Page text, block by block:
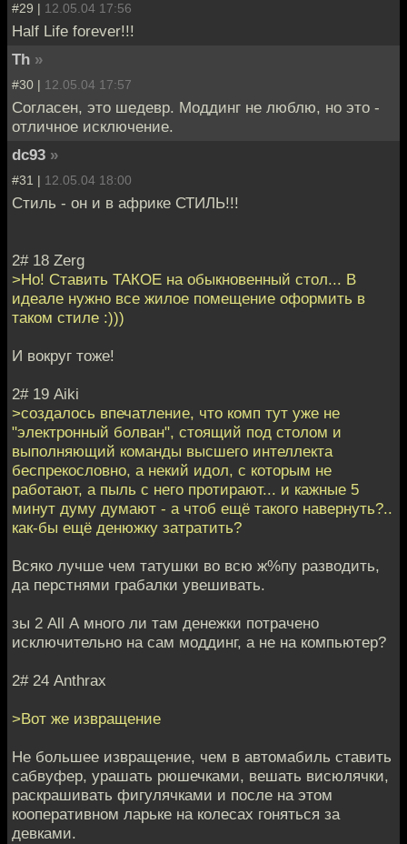
#29 | 12.05.04 17:56
Half Life forever!!!
Th »
#30 | 12.05.04 17:57
Согласен, это шедевр. Моддинг не люблю, но это -
отличное исключение.
dc93 »
#31 | 12.05.04 18:00
Стиль - он и в африке СТИЛЬ!!!
2# 18 Zerg
>Но! Ставить ТАКОЕ на обыкновенный стол... В
идеале нужно все жилое помещение оформить в
таком стиле :)))
И вокруг тоже!
2# 19 Aiki
>создалось впечатление, что комп тут уже не
"электронный болван", стоящий под столом и
выполняющий команды высшего интеллекта
беспрекословно, а некий идол, с которым не
работают, а пыль с него протирают... и кажные 5
минут думу думают - а чтоб ещё такого навернуть?..
как-бы ещё денюжку затратить?
Всяко лучше чем татушки во всю ж%пу разводить,
да перстнями грабалки увешивать.
зы 2 All А много ли там денежки потрачено
исключительно на сам моддинг, а не на компьютер?
2# 24 Anthrax
>Вот же извращение
Не большее извращение, чем в автомабиль ставить
сабвуфер, урашать рюшечками, вешать висюлячки,
раскрашивать фигулячками и после на этом
кооперативном ларьке на колесах гоняться за
девками.